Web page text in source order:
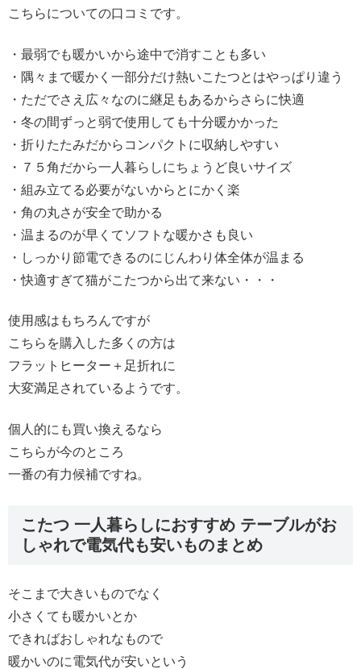
こちらについての口コミです。
・最弱でも暖かいから途中で消すことも多い
・隅々まで暖かく一部分だけ熱いこたつとはやっぱり違う
・ただでさえ広々なのに継足もあるからさらに快適
・冬の間ずっと弱で使用しても十分暖かかった
・折りたたみだからコンパクトに収納しやすい
・７５角だから一人暮らしにちょうど良いサイズ
・組み立てる必要がないからとにかく楽
・角の丸さが安全で助かる
・温まるのが早くてソフトな暖かさも良い
・しっかり節電できるのにじんわり体全体が温まる
・快適すぎて猫がこたつから出て来ない・・・
使用感はもちろんですが
こちらを購入した多くの方は
フラットヒーター＋足折れに
大変満足されているようです。
個人的にも買い換えるなら
こちらが今のところ
一番の有力候補ですね。
こたつ 一人暮らしにおすすめ テーブルがお
しゃれで電気代も安いものまとめ
そこまで大きいものでなく
小さくても暖かいとか
できればおしゃれなもので
暖かいのに電気代が安いという